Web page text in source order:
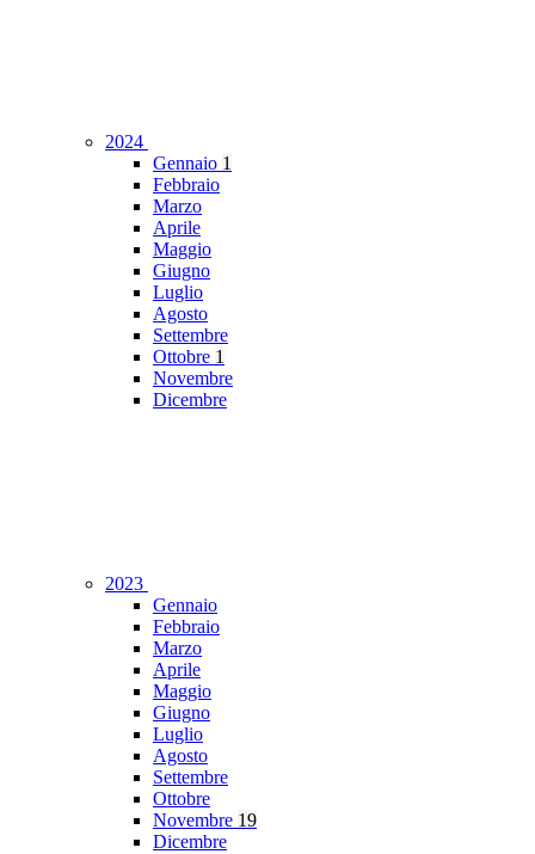
2024
Gennaio 1
Febbraio
Marzo
Aprile
Maggio
Giugno
Luglio
Agosto
Settembre
Ottobre 1
Novembre
Dicembre
2023
Gennaio
Febbraio
Marzo
Aprile
Maggio
Giugno
Luglio
Agosto
Settembre
Ottobre
Novembre 19
Dicembre